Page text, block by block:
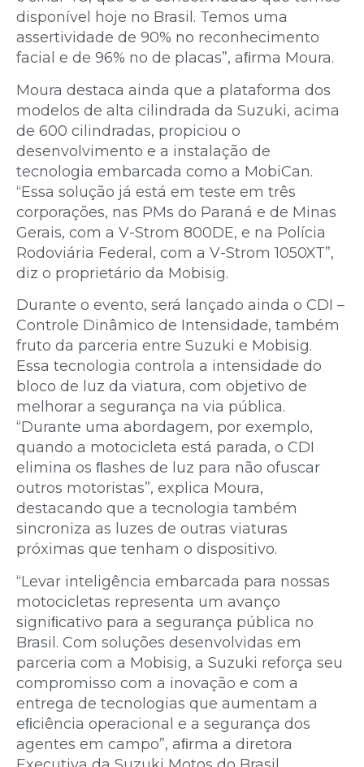
disponível hoje no Brasil. Temos uma
assertividade de 90% no reconhecimento
facial e de 96% no de placas”, aﬁrma Moura.
Moura destaca ainda que a plataforma dos
modelos de alta cilindrada da Suzuki, acima
de 600 cilindradas, propiciou o
desenvolvimento e a instalação de
tecnologia embarcada como a MobiCan.
“Essa solução já está em teste em três
corporações, nas PMs do Paraná e de Minas
Gerais, com a V-Strom 800DE, e na Polícia
Rodoviária Federal, com a V-Strom 1050XT”,
diz o proprietário da Mobisig.
Durante o evento, será lançado ainda o CDI –
Controle Dinâmico de Intensidade, também
fruto da parceria entre Suzuki e Mobisig.
Essa tecnologia controla a intensidade do
bloco de luz da viatura, com objetivo de
melhorar a segurança na via pública.
“Durante uma abordagem, por exemplo,
quando a motocicleta está parada, o CDI
elimina os ﬂashes de luz para não ofuscar
outros motoristas”, explica Moura,
destacando que a tecnologia também
sincroniza as luzes de outras viaturas
próximas que tenham o dispositivo.
“Levar inteligência embarcada para nossas
motocicletas representa um avanço
signiﬁcativo para a segurança pública no
Brasil. Com soluções desenvolvidas em
parceria com a Mobisig, a Suzuki reforça seu
compromisso com a inovação e com a
entrega de tecnologias que aumentam a
eﬁciência operacional e a segurança dos
agentes em campo”, aﬁrma a diretora